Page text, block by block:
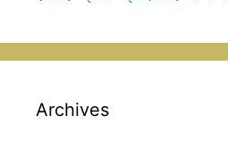
Archives